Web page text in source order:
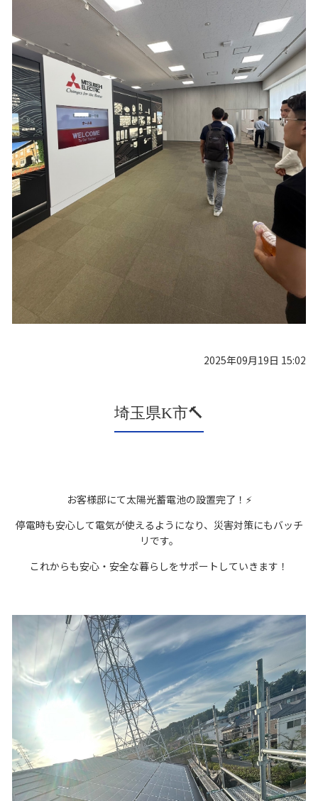
2025年09月19日 15:02
埼玉県K市🔨
お客様邸にて太陽光蓄電池の設置完了！⚡️
停電時も安心して電気が使えるようになり、災害対策にもバッチ
リです。
これからも安心・安全な暮らしをサポートしていきます！